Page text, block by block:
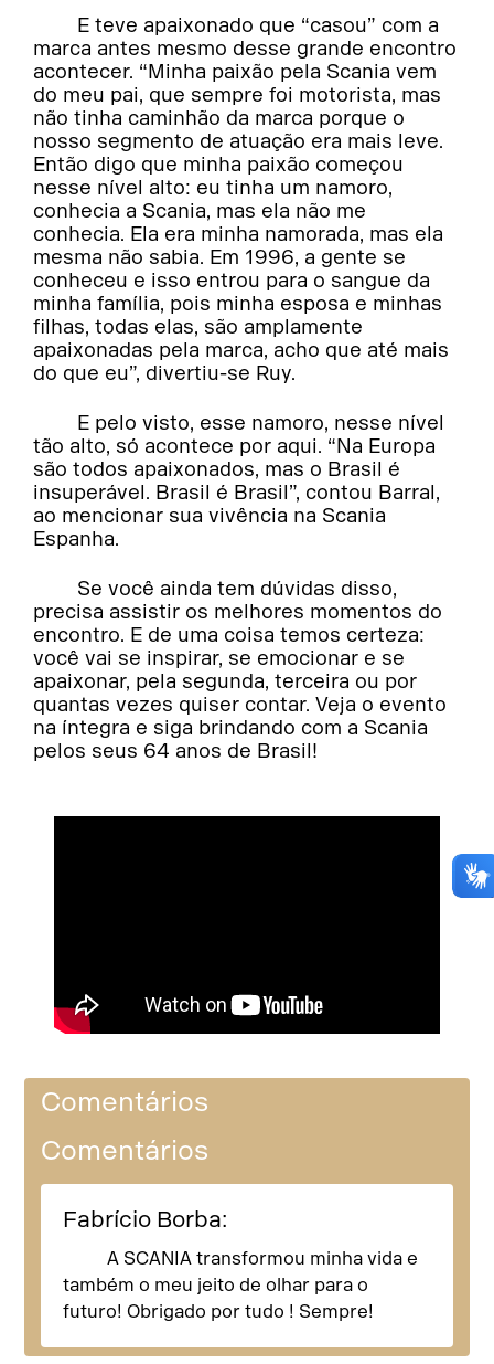
E teve apaixonado que “casou” com a
marca antes mesmo desse grande encontro
acontecer. “Minha paixão pela Scania vem
do meu pai, que sempre foi motorista, mas
não tinha caminhão da marca porque o
nosso segmento de atuação era mais leve.
Então digo que minha paixão começou
nesse nível alto: eu tinha um namoro,
conhecia a Scania, mas ela não me
conhecia. Ela era minha namorada, mas ela
mesma não sabia. Em 1996, a gente se
conheceu e isso entrou para o sangue da
minha família, pois minha esposa e minhas
filhas, todas elas, são amplamente
apaixonadas pela marca, acho que até mais
do que eu”, divertiu-se Ruy.
E pelo visto, esse namoro, nesse nível
tão alto, só acontece por aqui. “Na Europa
são todos apaixonados, mas o Brasil é
insuperável. Brasil é Brasil”, contou Barral,
ao mencionar sua vivência na Scania
Espanha.
Se você ainda tem dúvidas disso,
precisa assistir os melhores momentos do
encontro. E de uma coisa temos certeza:
você vai se inspirar, se emocionar e se
apaixonar, pela segunda, terceira ou por
quantas vezes quiser contar. Veja o evento
na íntegra e siga brindando com a Scania
pelos seus 64 anos de Brasil!
Comentários
Comentários
Fabrício Borba:
A SCANIA transformou minha vida e
também o meu jeito de olhar para o
futuro! Obrigado por tudo ! Sempre!